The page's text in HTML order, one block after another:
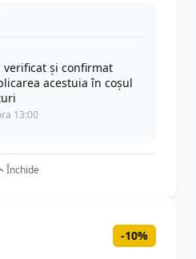
verificat și confirmat
acestuia în coșul
13:00
Închide
-10%